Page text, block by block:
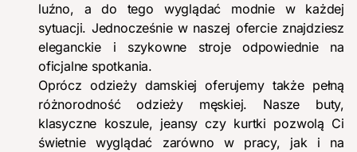
luźno, a do tego wyglądać modnie w każdej
sytuacji. Jednocześnie w naszej ofercie znajdziesz
eleganckie i szykowne stroje odpowiednie na
oficjalne spotkania.
Oprócz odzieży damskiej oferujemy także pełną
różnorodność odzieży męskiej. Nasze buty,
klasyczne koszule, jeansy czy kurtki pozwolą Ci
świetnie wyglądać zarówno w pracy, jak i na